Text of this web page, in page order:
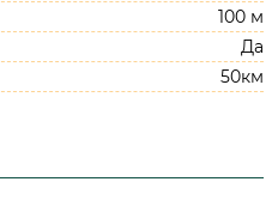
100 м
Да
50км